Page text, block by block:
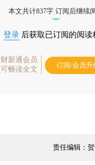
本文共计837字 订阅后继续
登录 后获取已订阅的阅读
财新通会员
可畅读全文
订阅/会员升
责任编辑：